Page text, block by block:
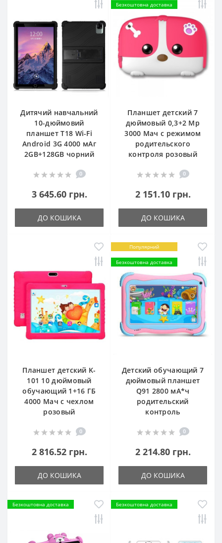
Дитячий навчальний
10-дюймовий
планшет Т18 Wi-Fi
Android 3G 4000 мАг
2GB+128GB чорний
0
3 645.60 грн.
ДО КОШИКА
Безкоштовна доставка
Планшет детский 7
дюймовый 0,3+2 Мр
3000 Мач с режимом
родительского
контроля розовый
0
2 151.10 грн.
ДО КОШИКА
Планшет детский K-
101 10 дюймовый
обучающий 1+16 ГБ
4000 Мач с чехлом
розовый
0
2 816.52 грн.
ДО КОШИКА
Популярний
Безкоштовна доставка
Детский обучающий 7
дюймовый планшет
Q91 2800 мА*ч
родительский
контроль
0
2 214.80 грн.
ДО КОШИКА
Безкоштовна доставка Безкоштовна доставка